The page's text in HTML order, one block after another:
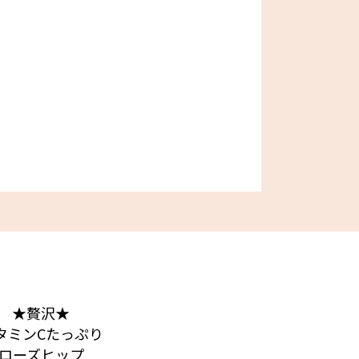
★贅沢★
ミンCたっぷり
ーズヒップ